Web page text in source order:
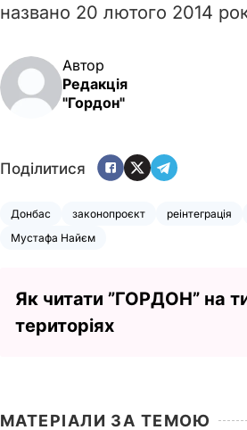
названо 20 лютого 2014
Автор
Редакція
"Гордон"
Поділитися
Донбас законопроєкт реінтеграція
Мустафа Найєм
Як читати ”ГОРДОН” на
територіях
МАТЕРІАЛИ ЗА ТЕМОЮ